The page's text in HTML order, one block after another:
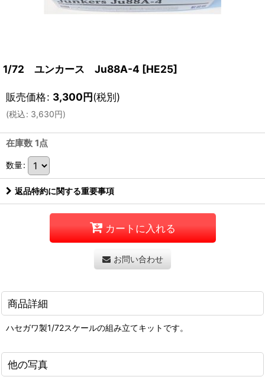
1/72 ユンカース Ju88A-4 [HE25]
販売価格: 3,300円(税別)
(税込: 3,630円)
在庫数 1点
数量:
返品特約に関する重要事項
カートに入れる
お問い合わせ
商品詳細
ハセガワ製1/72スケールの組み立てキットです。
他の写真